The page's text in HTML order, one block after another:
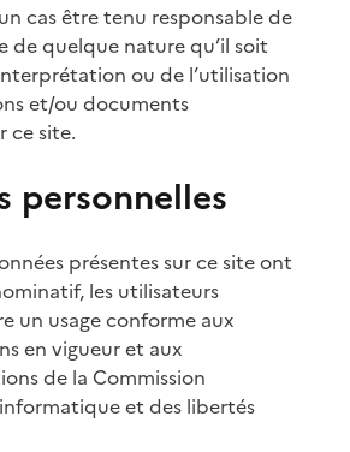
cas être tenu responsable de
de quelque nature qu’il soit
ou de l’utilisation
et/ou documents
ce site.
personnelles
présentes sur ce site ont
les utilisateurs
un usage conforme aux
en vigueur et aux
de la Commission
et des libertés